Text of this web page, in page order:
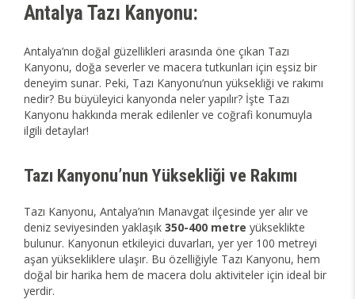
Antalya Tazı Kanyonu:
Antalya’nın doğal güzellikleri arasında öne çıkan Tazı
Kanyonu, doğa severler ve macera tutkunları için eşsiz bir
deneyim sunar. Peki, Tazı Kanyonu’nun yüksekliği ve rakımı
nedir? Bu büyüleyici kanyonda neler yapılır? İşte Tazı
Kanyonu hakkında merak edilenler ve coğrafi konumuyla
ilgili detaylar!
Tazı Kanyonu’nun Yüksekliği ve Rakımı
Tazı Kanyonu, Antalya’nın Manavgat ilçesinde yer alır ve
deniz seviyesinden yaklaşık 350-400 metre yükseklikte
bulunur. Kanyonun etkileyici duvarları, yer yer 100 metreyi
aşan yüksekliklere ulaşır. Bu özelliğiyle Tazı Kanyonu, hem
doğal bir harika hem de macera dolu aktiviteler için ideal bir
yerdir.